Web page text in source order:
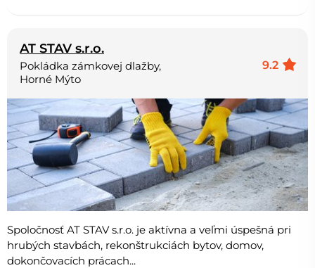
AT STAV s.r.o.
9.2
Pokládka zámkovej dlažby,
Horné Mýto
Spoločnosť AT STAV s.r.o. je aktívna a veľmi úspešná pri
hrubých stavbách, rekonštrukciách bytov, domov,
dokončovacích prácach...